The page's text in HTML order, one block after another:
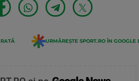
URMĂREȘTE SPORT.RO ÎN GOOGLE